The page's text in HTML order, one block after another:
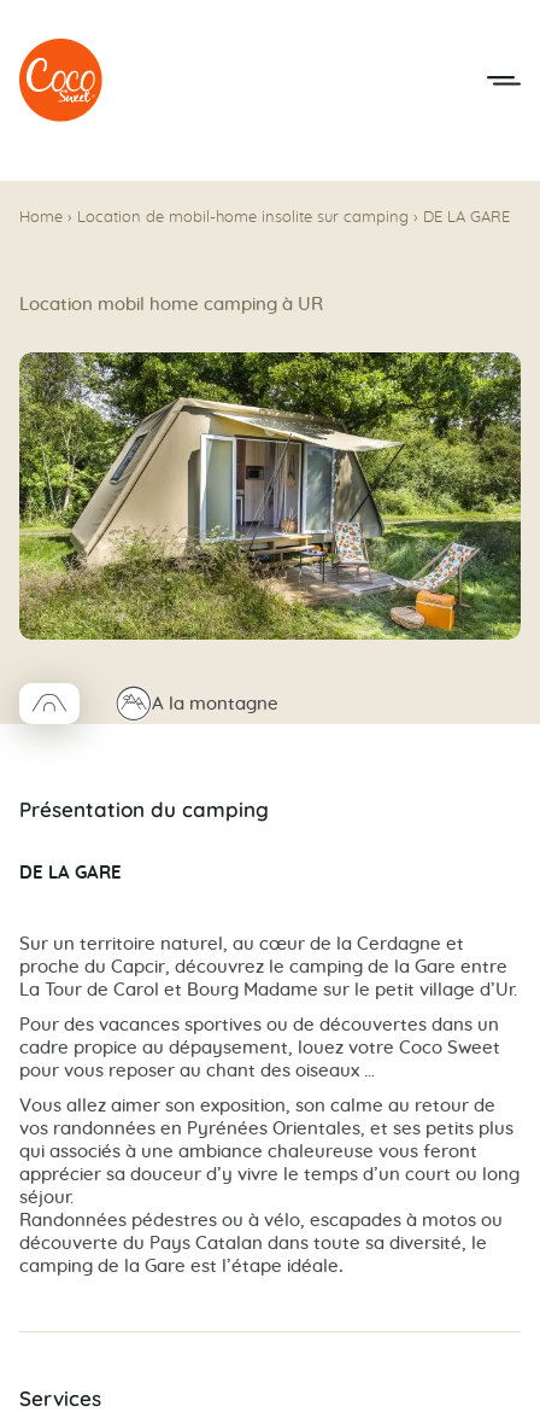
Aller au menu
Aller au contenu
Home › Location de mobil-home insolite sur camping › DE LA GARE
Location mobil home camping à UR
□Coco trapeze
⛰A la montagne
Présentation du camping
DE LA GARE
Sur un territoire naturel, au cœur de la Cerdagne et
proche du Capcir, découvrez le camping de la Gare entre
La Tour de Carol et Bourg Madame sur le petit village d’Ur.
Pour des vacances sportives ou de découvertes dans un
cadre propice au dépaysement, louez votre Coco Sweet
pour vous reposer au chant des oiseaux …
Vous allez aimer son exposition, son calme au retour de
vos randonnées en Pyrénées Orientales, et ses petits plus
qui associés à une ambiance chaleureuse vous feront
apprécier sa douceur d’y vivre le temps d’un court ou long
séjour.
Randonnées pédestres ou à vélo, escapades à motos ou
découverte du Pays Catalan dans toute sa diversité, le
camping de la Gare est l’étape idéale.
Services